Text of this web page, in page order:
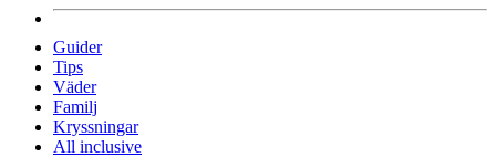
Guider
Tips
Väder
Familj
Kryssningar
All inclusive